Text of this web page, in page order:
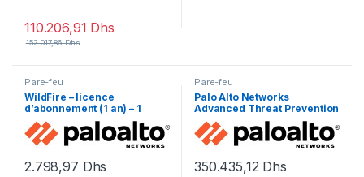
110.206,91 Dhs
152.017,86Dhs
Pare-feu
WildFire – licence
d’abonnement (1 an) – 1
périphérique
2.798,97 Dhs
Pare-feu
Palo Alto Networks
Advanced Threat Prevention
– renouvellement de la
licence d’abonnement (3
ans) – 1 périphérique dans la
350.435,12 Dhs